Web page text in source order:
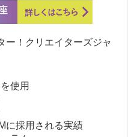
ー！クリエイターズジャ
使用
に採用される実績